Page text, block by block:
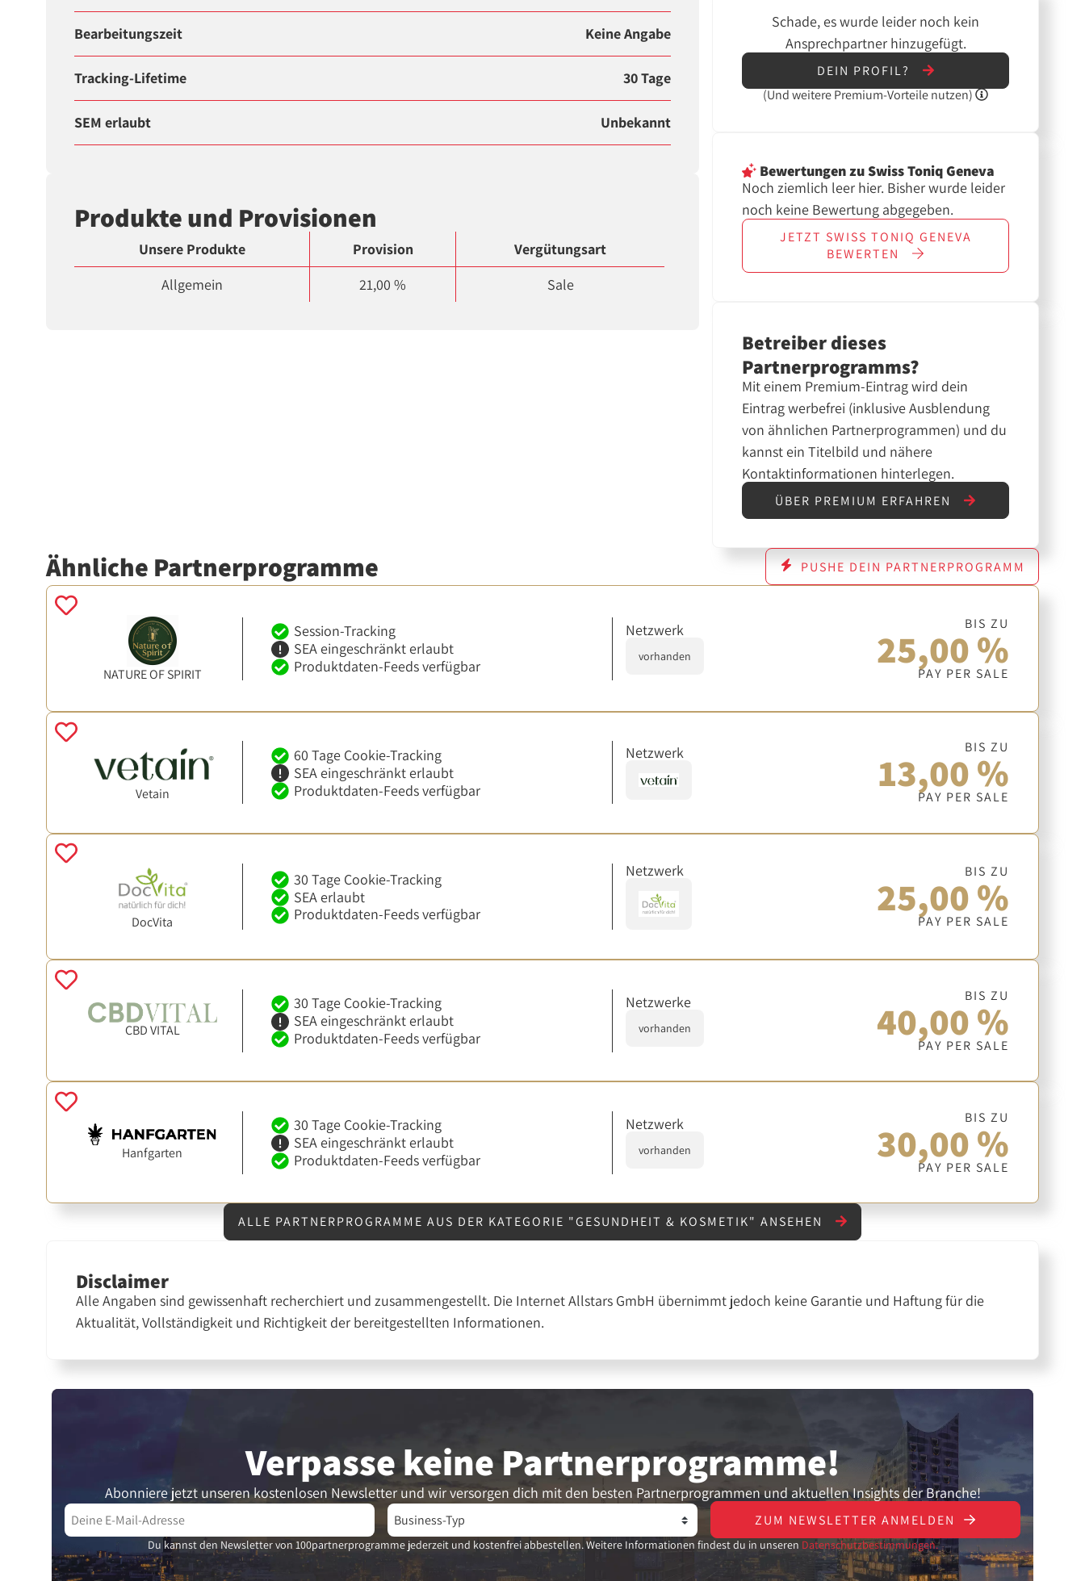
Bearbeitungszeit Keine Angabe
Tracking-Lifetime 30 Tage
SEM erlaubt Unbekannt
Produkte und Provisionen
Unsere Produkte Provision
Vergütungsart
Allgemein
21,00 % Sale
Schade, es wurde leider noch kein
Ansprechpartner hinzugefügt.
DEIN PROFIL?
(UndweiterePremium-Vorteile nutzen)
Bewertungenzu Swiss Toniq Geneva
Noch ziemlich leer hier. Bisher wurde leider
noch keine Bewertung abgegeben.
JETZT SWISS TONIQ GENEVA
BEWERTEN
Betreiber dieses
Partnerprogramms?
Mit einem Premium-Eintrag wird dein
Eintrag werbefrei (inklusive Ausblendung
von ähnlichen Partnerprogrammen) und du
kannst ein Titelbild und nähere
Kontaktinformationen hinterlegen.
ÜBER PREMIUM ERFAHREN
Ähnliche Partnerprogramme PUSHE DEIN PARTNERPROGRAMM
NATURE OF SPIRIT
Session-Tracking
SEA eingeschränkt erlaubt
Produktdaten-Feeds verfügbar
Netzwerk
vorhanden
BIS ZU
25,00 %
PAY PER SALE
Vetain
60 Tage Cookie-Tracking
SEA eingeschränkt erlaubt
Produktdaten-Feeds verfügbar
Netzwerk BIS ZU
13,00 %
PAY PER SALE
DocVita
30 Tage Cookie-Tracking
SEA erlaubt
Produktdaten-Feeds verfügbar
Netzwerk BIS ZU
25,00 %
PAY PER SALE
CBD VITAL
30 Tage Cookie-Tracking
SEA eingeschränkt erlaubt
Produktdaten-Feeds verfügbar
Netzwerke
vorhanden
BIS ZU
40,00 %
PAY PER SALE
Hanfgarten
30 Tage Cookie-Tracking
SEA eingeschränkt erlaubt
Produktdaten-Feeds verfügbar
Netzwerk
vorhanden
BIS ZU
30,00 %
PAY PER SALE
ALLE PARTNERPROGRAMME AUS DER KATEGORIE "GESUNDHEIT & KOSMETIK" ANSEHEN
Disclaimer
Alle Angaben sind gewissenhaft recherchiert und zusammengestellt. Die Internet Allstars GmbH übernimmt jedoch keine Garantie und Haftung für die
Aktualität, Vollständigkeit und Richtigkeit der bereitgestellten Informationen.
Verpasse keine Partner­programme!
Abonniere jetzt unseren kostenlosen Newsletter und wir versorgen dich mit den besten Partnerprogrammen und aktuellen Insights der Branche!
ZUM NEWSLETTER ANMELDEN
Du kannst den Newsletter von 100partnerprogramme jederzeit und kostenfrei abbestellen. Weitere Informationen findest du in unseren Datenschutzbestimmungen.